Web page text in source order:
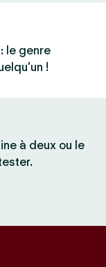
le genre
!
à deux ou le